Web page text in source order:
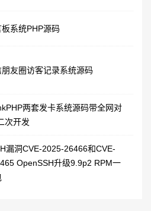
系统PHP源码
朋友圈访客记录系统源码
两套发卡系统源码带全网对
次开发
漏洞CVE-2025-26466和CVE-
OpenSSH升级9.9p2 RPM一